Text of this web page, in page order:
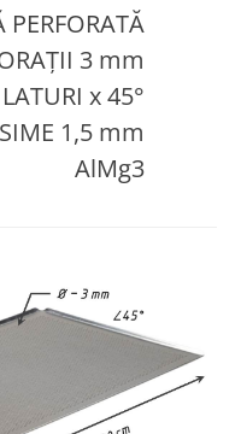
PERFORATĂ
3 mm
x 45°
1,5 mm
AlMg3